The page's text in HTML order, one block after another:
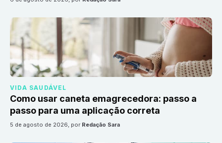
VIDA SAUDÁVEL
Como usar caneta emagrecedora: passo a
passo para uma aplicação correta
5 de agosto de 2026, por Redação Sara